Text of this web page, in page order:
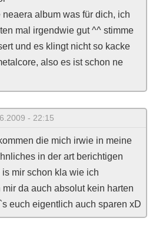
album was für dich, ich
mal irgendwie gut ^^ stimme
und es klingt nicht so kacke
also es ist schon ne
- 22:15
die mich irwie in meine
in der art berichtigen
mir schon kla wie ich
da auch absolut kein harten
euch eigentlich auch sparen xD